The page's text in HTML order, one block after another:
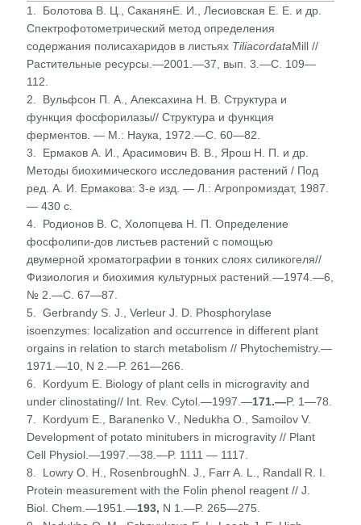
1. Болотова В. Ц., СаканянЕ. И., Лесиовская Е. Е. и др.
Спектрофотометрический метод определения
содержания полисахаридов в листьях TiliacordataMill //
Растительные ресурсы.—2001.—37, вып. 3.—С. 109—
112.
2. Вульфсон П. А., Алексахина Н. В. Структура и
функция фосфорилазы// Структура и функция
ферментов. — М.: Наука, 1972.—С. 60—82.
3. Ермаков А. И., Арасимович В. В., Ярош Н. П. и др.
Методы биохимического исследования растений / Под
ред. А. И. Ермакова: 3-е изд. — Л.: Агропромиздат, 1987.
— 430 с.
4. Родионов В. С, Холопцева Н. П. Определение
фосфолипи-дов листьев растений с помощью
двумерной хроматографии в тонких слоях силикогеля//
Физиология и биохимия культурных растений.—1974.—6,
№ 2.—С. 67—87.
5. Gerbrandy S. J., Verleur J. D. Phosphorylase
isoenzymes: localization and occurrence in different plant
orgains in relation to starch metabolism // Phytochemistry.—
1971.—10, N 2.—P. 261—266.
6. Kordyum E. Biology of plant cells in microgravity and
under clinostating// Int. Rev. Cytol.—1997.—171.—P. 1—78.
7. Kordyum E., Baranenko V., Nedukha O., Samoilov V.
Deve­lopment of potato minitubers in microgravity // Plant
Cell Physiol.—1997.—38.—P. 1111 — 1117.
8. Lowry O. H., RosenbroughN. J., Farr A. L., Randall R. I.
Protein measurement with the Folin phenol reagent // J.
Biol. Chem.—1951.—193, N 1.—P. 265—275.